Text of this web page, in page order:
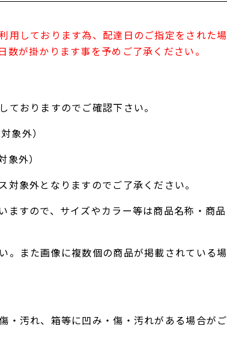
用しております為、配達日のご指定をされた場
が掛かります事を予めご了承ください。
おりますのでご確認下さい。
象外）
外）
象外となりますのでご了承ください。
すので、サイズやカラー等は商品名称・商品
また画像に複数個の商品が掲載されている場
汚れ、箱等に凹み・傷・汚れがある場合がご